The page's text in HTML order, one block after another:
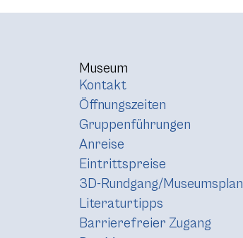
Museum
Kontakt
Öffnungszeiten
Gruppenführungen
Anreise
Eintrittspreise
3D-Rundgang/Museumsplan
Literaturtipps
Barrierefreier Zugang